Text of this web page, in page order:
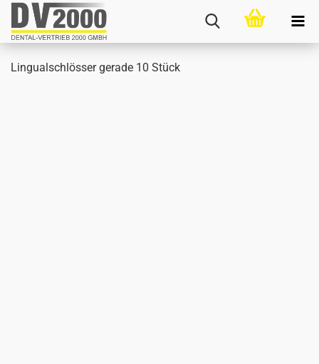
Lin­gu­al­schlös­ser ge­ra­de 10 Stück